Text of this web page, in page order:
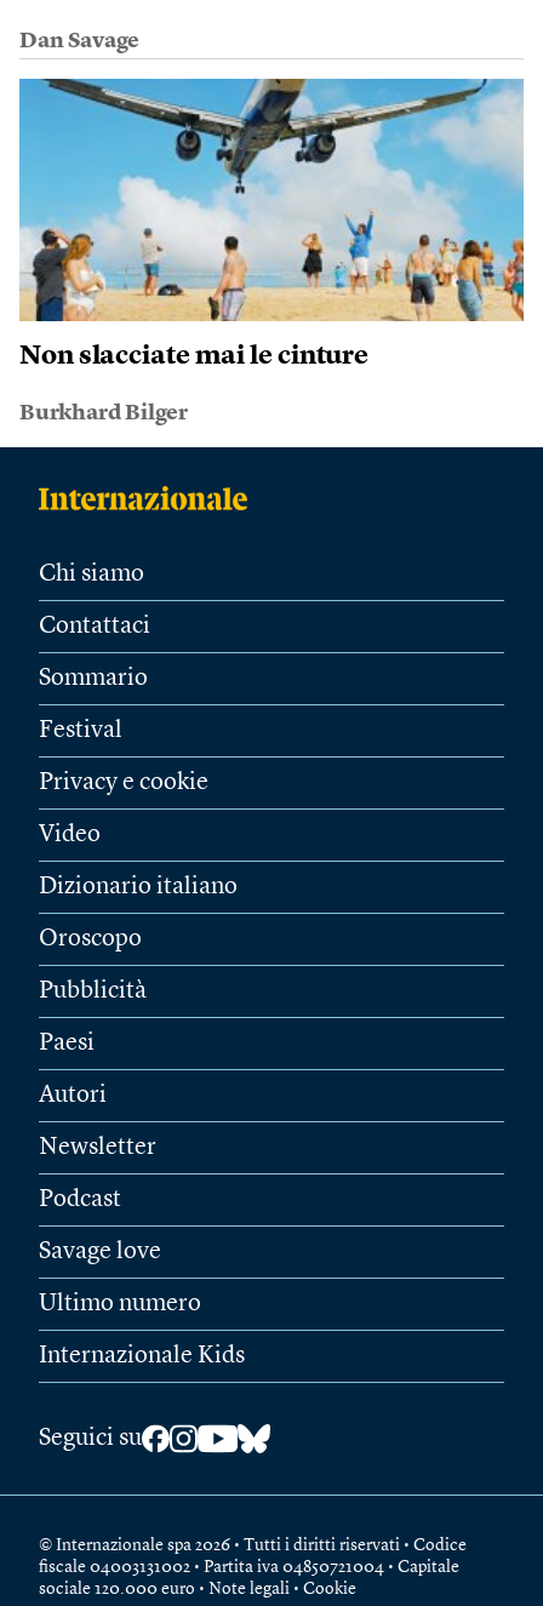
Dan Savage
Non slacciate mai le cinture
Burkhard Bilger
Chi siamo
Contattaci
Sommario
Festival
Privacy e cookie
Video
Dizionario italiano
Oroscopo
Pubblicità
Paesi
Autori
Newsletter
Podcast
Savage love
Ultimo numero
Internazionale Kids
Seguici su
© Internazionale spa 2026 • Tutti i diritti riservati • Codice
fiscale 04003131002 • Partita iva 04850721004 • Capitale
sociale 120.000 euro • Note legali • Cookie